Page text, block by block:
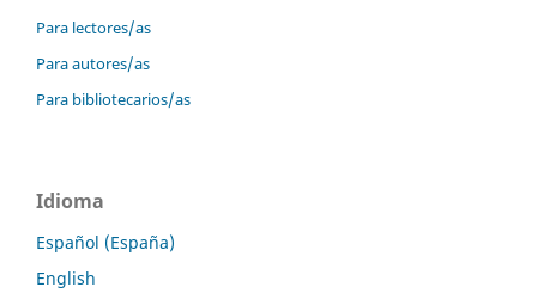
Para lectores/as
Para autores/as
Para bibliotecarios/as
Idioma
Español (España)
English